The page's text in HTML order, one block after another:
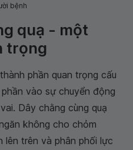
bệnh
quạ - một
trọng
phần quan trọng cấu
vào sự chuyển động
Dây chằng cùng quạ
không cho chỏm
trên và phân phối lực